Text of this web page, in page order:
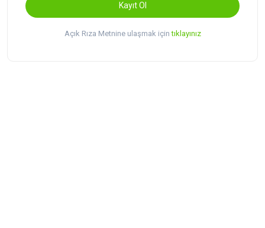
Kayıt Ol
Açık Rıza Metnine ulaşmak içintıklayınız